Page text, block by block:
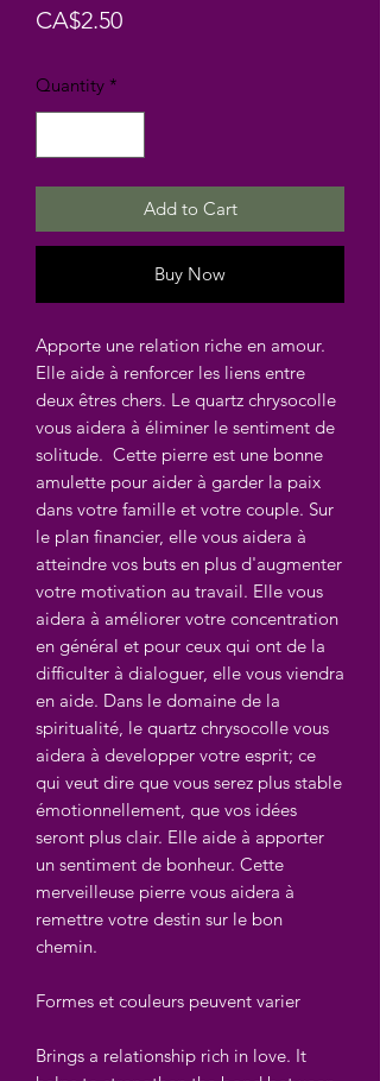
CA$2.50Price
Quantity *
Add to Cart
Buy Now
Apporte une relation riche en amour.
Elle aide à renforcer les liens entre
deux êtres chers. Le quartz chrysocolle
vous aidera à éliminer le sentiment de
solitude. Cette pierre est une bonne
amulette pour aider à garder la paix
dans votre famille et votre couple. Sur
le plan financier, elle vous aidera à
atteindre vos buts en plus d'augmenter
votre motivation au travail. Elle vous
aidera à améliorer votre concentration
en général et pour ceux qui ont de la
difficulter à dialoguer, elle vous viendra
en aide. Dans le domaine de la
spiritualité, le quartz chrysocolle vous
aidera à developper votre esprit; ce
qui veut dire que vous serez plus stable
émotionnellement, que vos idées
seront plus clair. Elle aide à apporter
un sentiment de bonheur. Cette
merveilleuse pierre vous aidera à
remettre votre destin sur le bon
chemin.
Formes et couleurs peuvent varier
Brings a relationship rich in love. It